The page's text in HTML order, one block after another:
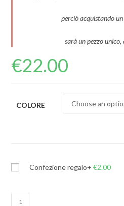
perciò acquistando
sarà un pezzo
€22.00
COLORE
Confezione regalo+ €2.00
Orecchini